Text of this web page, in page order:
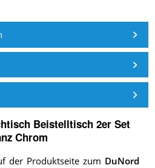
Beistelltisch 2er Set
Chrom
der Produktseite zum DuNord